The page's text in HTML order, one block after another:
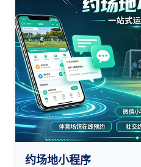
约场地小程序